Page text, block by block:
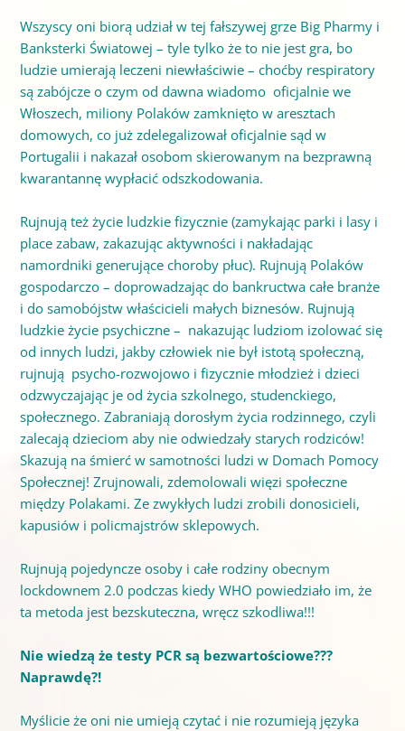
Wszyscy oni biorą udział w tej fałszywej grze Big Pharmy i
Banksterki Światowej – tyle tylko że to nie jest gra, bo
ludzie umierają leczeni niewłaściwie – choćby respiratory
są zabójcze o czym od dawna wiadomo oficjalnie we
Włoszech, miliony Polaków zamknięto w aresztach
domowych, co już zdelegalizował oficjalnie sąd w
Portugalii i nakazał osobom skierowanym na bezprawną
kwarantannę wypłacić odszkodowania.
Rujnują też życie ludzkie fizycznie (zamykając parki i lasy i
place zabaw, zakazując aktywności i nakładając
namordniki generujące choroby płuc). Rujnują Polaków
gospodarczo – doprowadzając do bankructwa całe branże
i do samobójstw właścicieli małych biznesów. Rujnują
ludzkie życie psychiczne – nakazując ludziom izolować się
od innych ludzi, jakby człowiek nie był istotą społeczną,
rujnują psycho-rozwojowo i fizycznie młodzież i dzieci
odzwyczajając je od życia szkolnego, studenckiego,
społecznego. Zabraniają dorosłym życia rodzinnego, czyli
zalecają dzieciom aby nie odwiedzały starych rodziców!
Skazują na śmierć w samotności ludzi w Domach Pomocy
Społecznej! Zrujnowali, zdemolowali więzi społeczne
między Polakami. Ze zwykłych ludzi zrobili donosicieli,
kapusiów i policmajstrów sklepowych.
Rujnują pojedyncze osoby i całe rodziny obecnym
lockdownem 2.0 podczas kiedy WHO powiedziało im, że
ta metoda jest bezskuteczna, wręcz szkodliwa!!!
Nie wiedzą że testy PCR są bezwartościowe???
Naprawdę?!
Myślicie że oni nie umieją czytać i nie rozumieją języka